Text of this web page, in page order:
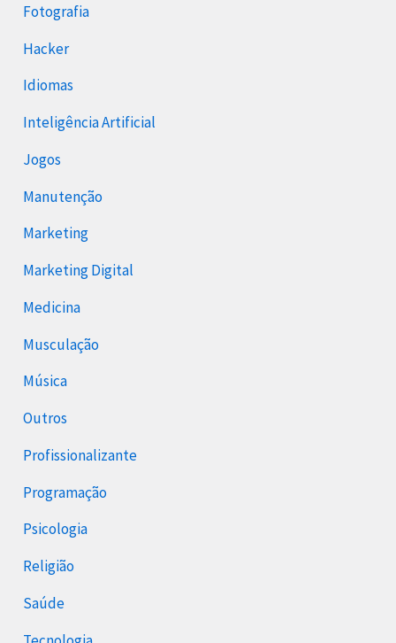
Fotografia
Hacker
Idiomas
Inteligência Artificial
Jogos
Manutenção
Marketing
Marketing Digital
Medicina
Musculação
Música
Outros
Profissionalizante
Programação
Psicologia
Religião
Saúde